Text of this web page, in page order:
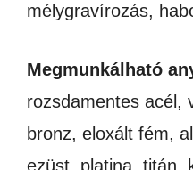
mélygravírozás,
Megmunkálható
rozsdamentes acél,
bronz, eloxált fém,
ezüst, platina, titán,